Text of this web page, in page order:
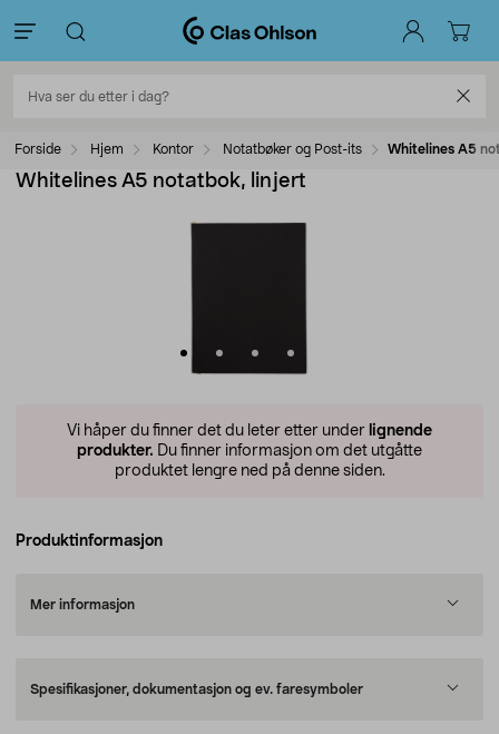
Forside Hjem Kontor Notatbøker og Post-its Whitelines A5
Whitelines A5 notatbok, linjert
Vi håper du finner det du leter etter under lignende
produkter. Du finner informasjon om det utgåtte
produktet lengre ned på denne siden.
Produktinformasjon
Mer informasjon
Spesifikasjoner, dokumentasjon og ev. faresymboler